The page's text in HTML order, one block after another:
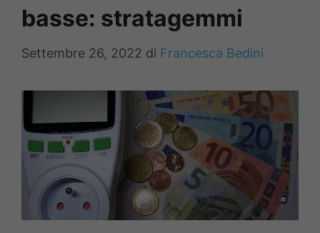
basse: stratagemmi
Settembre 26, 2022 di Francesca Bedini